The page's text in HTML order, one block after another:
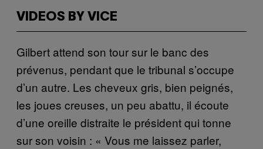
VIDEOS BY VICE
Gilbert attend son tour sur le banc des
prévenus, pendant que le tribunal s’occupe
d’un autre. Les cheveux gris, bien peignés,
les joues creuses, un peu abattu, il écoute
d’une oreille distraite le président qui tonne
sur son voisin : « Vous me laissez parler,